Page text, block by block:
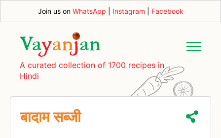
Join us on WhatsApp Instagram Facebook
A curated collection of 1700 recipes in
Hindi
बादाम सब्जी